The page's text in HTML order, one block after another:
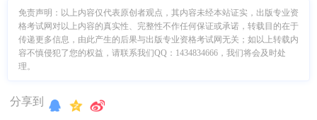
免责声明： 以上内容仅代表原创者观点，其内容未经本站证实，出版专业资
格考试网对以上内容的真实性、完整性不作任何保证或承诺，转载目的在于
传递更多信息，由此产生的后果与出版专业资格考试网无关；如以上转载内
容不慎侵犯了您的权益，请联系我们QQ：1434834666，我们将会及时处
理。
分享到